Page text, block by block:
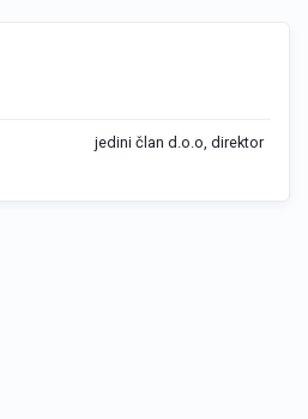
jedini član d.o.o, direktor